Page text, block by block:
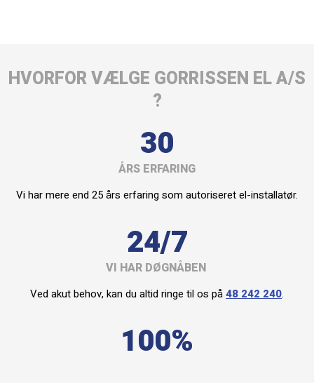
HVORFOR VÆLGE GORRISSEN EL A/S
?
30
ÅRS ERFARING
Vi har mere end 25 års erfaring som autoriseret el-installatør.
24/7
VI HAR DØGNÅBEN
Ved akut behov, kan du altid ringe til os på48 242 240.
100%